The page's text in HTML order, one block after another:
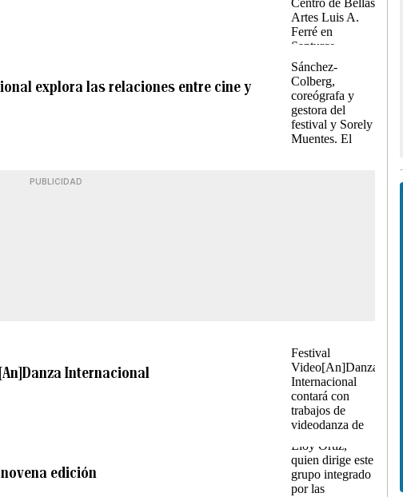
explora las relaciones entre cine y
PUBLICIDAD
Internacional
edición